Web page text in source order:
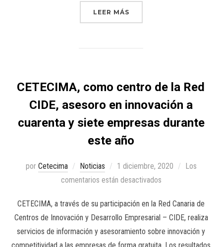
LEER MÁS
CETECIMA, como centro de la Red
CIDE, asesoro en innovación a
cuarenta y siete empresas durante
este año
por Cetecima Noticias 1 diciembre, 2020
Los
comentarios están desactivados
CETECIMA, a través de su participación en la Red Canaria de
Centros de Innovación y Desarrollo Empresarial – CIDE, realiza
servicios de información y asesoramiento sobre innovación y
competitividad a las empresas de forma gratuita. Los resultados